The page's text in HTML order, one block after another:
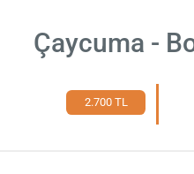
Çaycuma -
2.700 TL